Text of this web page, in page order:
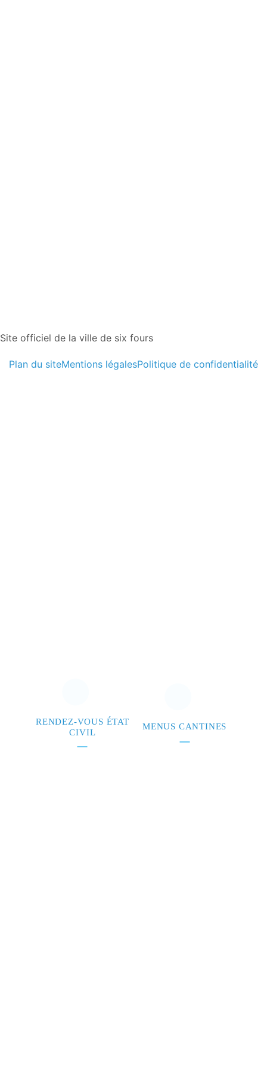
Site officiel de la ville de six fours
Plan du siteMentions légalesPolitique de confidentialité
RENDEZ-VOUS ÉTAT
CIVIL
MENUS CANTINES